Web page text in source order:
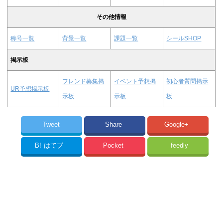
その他情報
称号一覧 背景一覧 課題一覧 シールSHOP
掲示板
UR予想掲示板
フレンド募集掲
示板
イベント予想掲
示板
初心者質問掲示
板
Tweet Share Google+
B! はてブ Pocket feedly